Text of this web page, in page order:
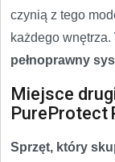
czynią z tego
każdego wnętrza.
pełnoprawny
Miejsce
PureProtect
Sprzęt, który